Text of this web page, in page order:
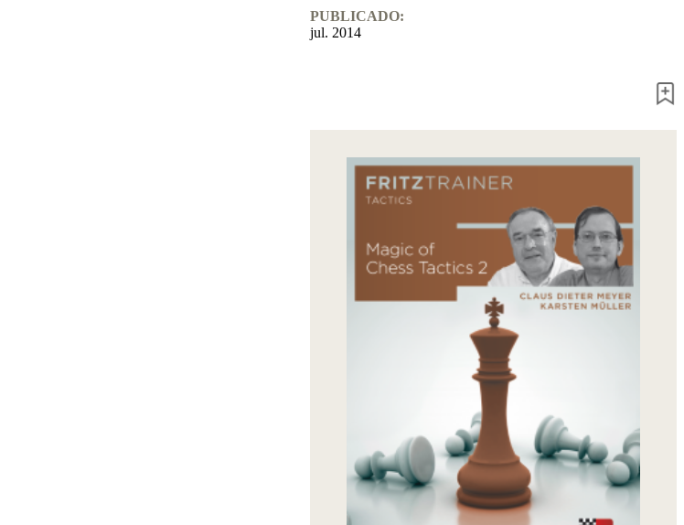
PUBLICADO:
jul. 2014
Fritz
Monografías
60
Minutos
FritzTrainer
Primeros
pasos
Productos
principiantes
ChessBase
Magazine
Magazine
Extra
Suscripciones
Otros
Ludwig
Boutique
Bonos
de
regalo